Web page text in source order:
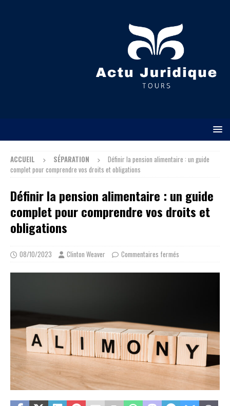
ACCUEIL SÉPARATION
Définir la pension alimentaire : un guide
complet pour comprendre vos droits et obligations
Définir la pension alimentaire : un guide
complet pour comprendre vos droits et
obligations
08/10/2023 Clinton Weaver Commentaires fermés